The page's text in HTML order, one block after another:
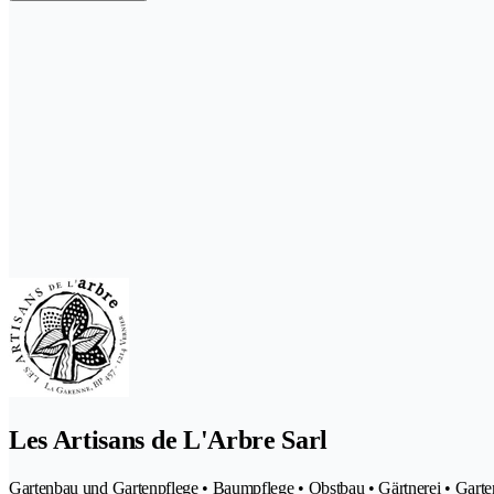
Les Artisans de L'Arbre Sarl
Gartenbau und Gartenpflege • Baumpflege • Obstbau • Gärtnerei •